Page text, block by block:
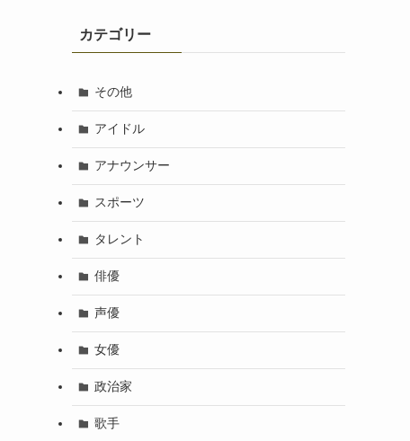
カテゴリー
その他
アイドル
アナウンサー
スポーツ
タレント
俳優
声優
女優
政治家
歌手